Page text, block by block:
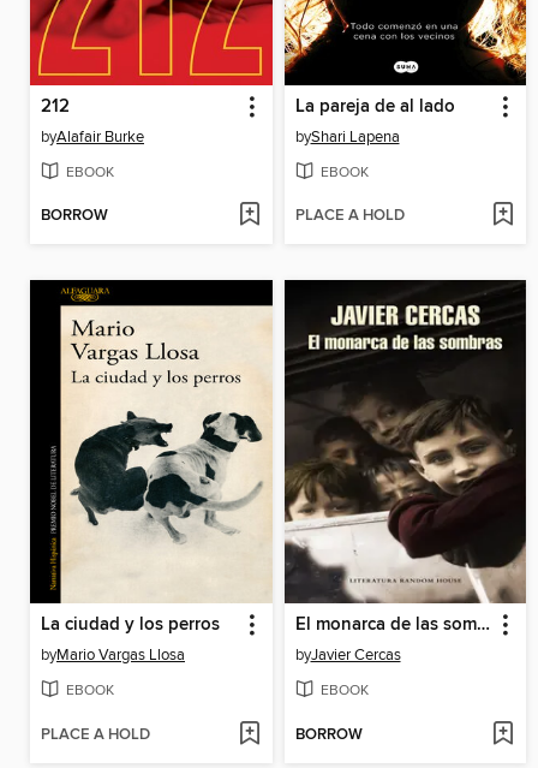
212
byAlafair Burke
EBOOK
BORROW
La pareja de al lado
byShari Lapena
EBOOK
PLACE A HOLD
La ciudad y los perros
byMario Vargas Llosa
EBOOK
PLACE A HOLD
El monarca de las sombras
byJavier Cercas
EBOOK
BORROW